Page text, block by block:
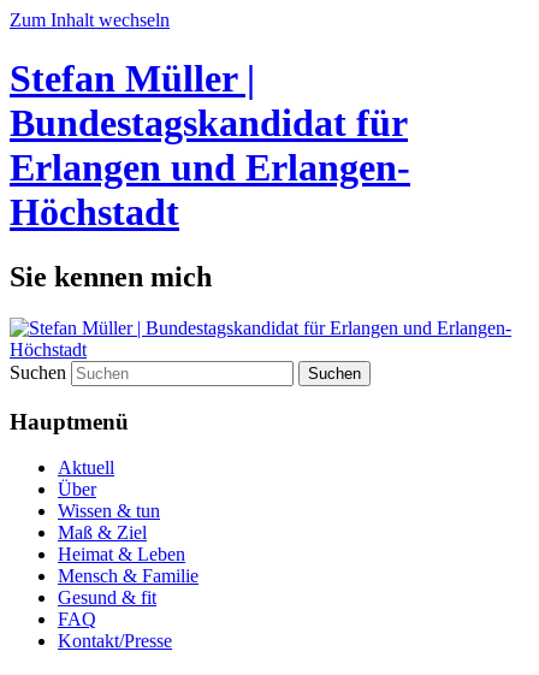
Zum Inhalt wechseln
Stefan Müller |
Bundestagskandidat für
Erlangen und Erlangen-
Höchstadt
Sie kennen mich
Suchen
Hauptmenü
Aktuell
Über
Wissen & tun
Maß & Ziel
Heimat & Leben
Mensch & Familie
Gesund & fit
FAQ
Kontakt/Presse